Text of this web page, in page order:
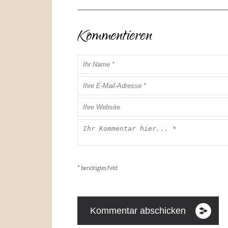
Kommentieren
* benötigtes Feld